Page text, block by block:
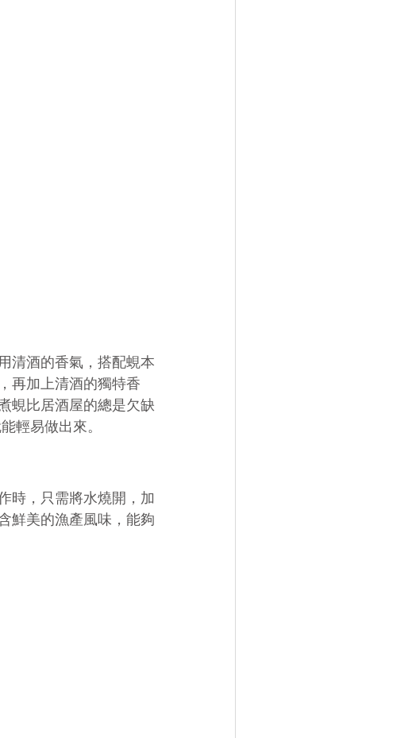
清酒的香氣，搭配蜆本
再加上清酒的獨特香
蜆比居酒屋的總是欠缺
輕易做出來。
時，只需將水燒開，加
鮮美的漁產風味，能夠